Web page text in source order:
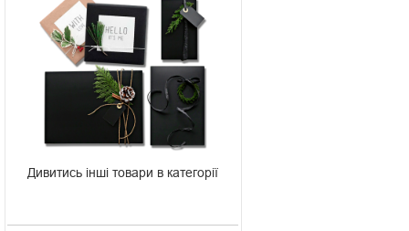
Дивитись інші товари в категорії